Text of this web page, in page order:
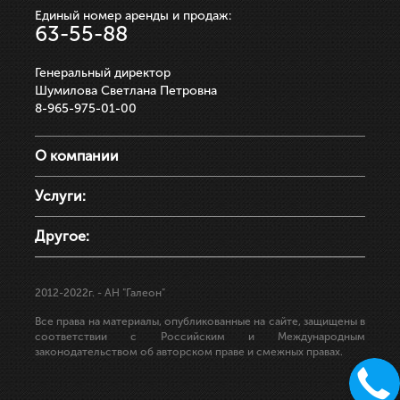
Единый номер аренды и продаж:
63-55-88
Генеральный директор
Шумилова Светлана Петровна
8-965-975-01-00
О компании
Услуги:
Другое:
2012-2022г. - АН "Галеон"
Все права на материалы, опубликованные на сайте, защищены в
соответствии с Российским и Международным
законодательством об авторском праве и смежных правах.